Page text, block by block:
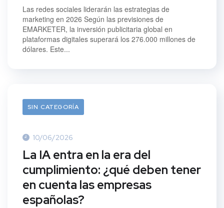
Las redes sociales liderarán las estrategias de
marketing en 2026 Según las previsiones de
EMARKETER, la inversión publicitaria global en
plataformas digitales superará los 276.000 millones de
dólares. Este...
SIN CATEGORÍA
10/06/2026
La IA entra en la era del
cumplimiento: ¿qué deben tener
en cuenta las empresas
españolas?